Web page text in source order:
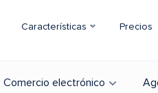
Características Precios
Comercio electrónico